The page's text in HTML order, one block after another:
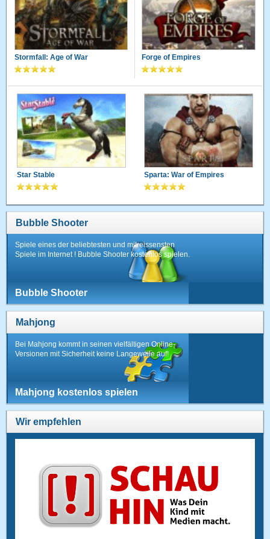
Stormfall: Age of War Forge of Empires
Star Stable Sparta: War of Empires
Bubble Shooter
Spiele eines der beliebtesten und mitreissensten
Spiele im Internet ! Bubble Shooter kostenlos spielen.
Bubble Shooter
Mahjong
Bei Mahjong kommt in seinen vielfältigen Online-
Versionen mit Sicherheit keine Langeweile auf!
Mahjong kostenlos spielen
Wir empfehlen